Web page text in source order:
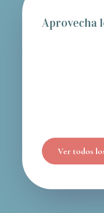
Aprovecha
Ver todos